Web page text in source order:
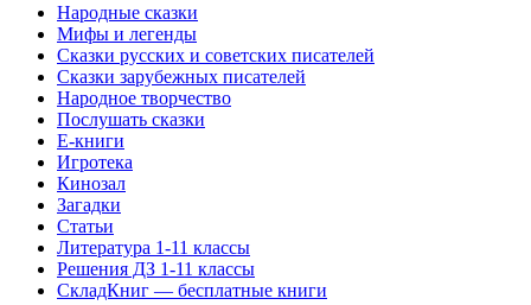
Народные сказки
Мифы и легенды
Сказки русских и советских писателей
Сказки зарубежных писателей
Народное творчество
Послушать сказки
Е-книги
Игротека
Кинозал
Загадки
Статьи
Литература 1-11 классы
Решения ДЗ 1-11 классы
СкладКниг — бесплатные книги